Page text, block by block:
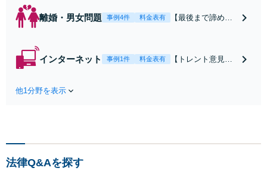
離婚・男女問題 事例4件 料金表有
【最後まで諦めま
と」を尊重し、明
インターネット 事例1件 料金表有
【トレント意見照
のプライバシーと
他1分野を表示
法律Q&Aを探す